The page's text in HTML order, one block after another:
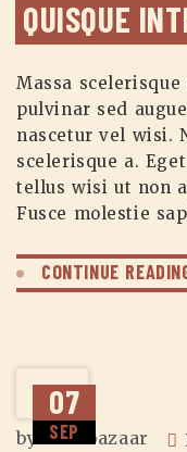
QUISQUE
Massa
pulvinar sed
nascetur vel wisi.
scelerisque a.
tellus wisi ut non
Fusce molestie
CONTINUE
07
SEP
by zuzubazaar